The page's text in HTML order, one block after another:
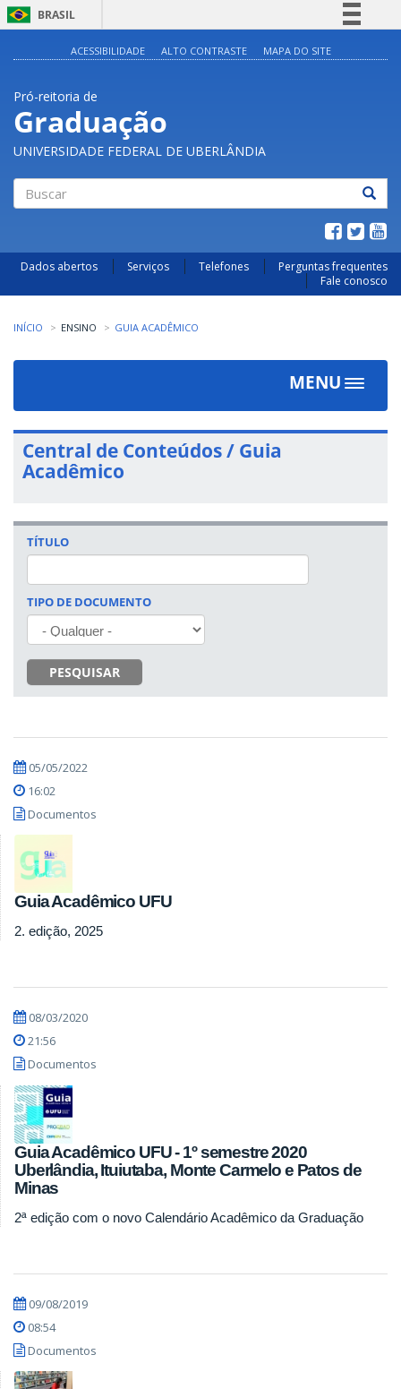
BRASIL
Legislação
Canais
ACESSIBILIDADE ALTO CONTRASTE MAPA DO SITE
Pró-reitoria de
Graduação
UNIVERSIDADE FEDERAL DE UBERLÂNDIA
Dados abertos Serviços Telefones
Perguntas frequentes
Fale conosco
INÍCIO ENSINO GUIA ACADÊMICO
MENU
Toggle
Central de Conteúdos / Guia
Acadêmico
TÍTULO
TIPO DE DOCUMENTO
PESQUISAR
05/05/2022
16:02
Documentos
Guia Acadêmico UFU
2. edição, 2025
08/03/2020
21:56
Documentos
Guia Acadêmico UFU - 1º semestre 2020
Uberlândia, Ituiutaba, Monte Carmelo e Patos de
Minas
2ª edição com o novo Calendário Acadêmico da Graduação
09/08/2019
08:54
Documentos